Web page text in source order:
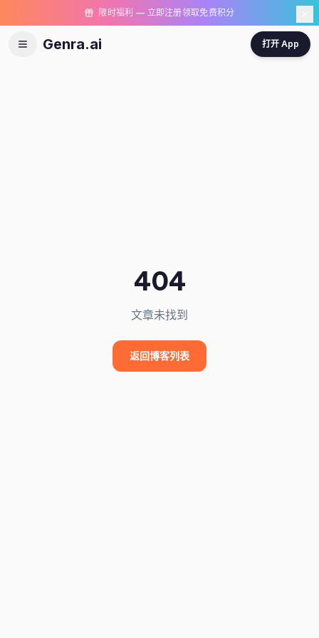
限时福利 — 立即注册领取免费积分
Genra.ai 打开 App
404
文章未找到
返回博客列表